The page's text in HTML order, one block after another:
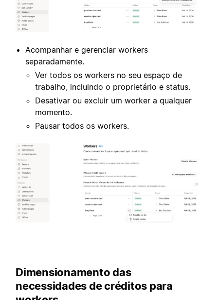
Acompanhar e gerenciar workers
separadamente.
Ver todos os workers no seu espaço de
trabalho, incluindo o proprietário e status.
Desativar ou excluir um worker a qualquer
momento.
Pausar todos os workers.
Dimensionamento das
necessidades de créditos para